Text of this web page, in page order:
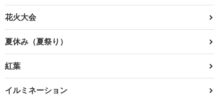
花火大会
夏休み（夏祭り）
紅葉
イルミネーション